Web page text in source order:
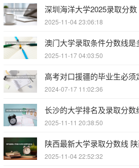
2025-11-04 23:06:18
澳门大学录取条件分数线是
2025-11-17 04:03:50
2024-07-17 11:02:36
2025-11-11 20:38:50
2025-11-04 22:52:32